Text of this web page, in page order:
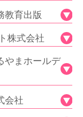
教育出版
株式会社
やまホールデ
会社